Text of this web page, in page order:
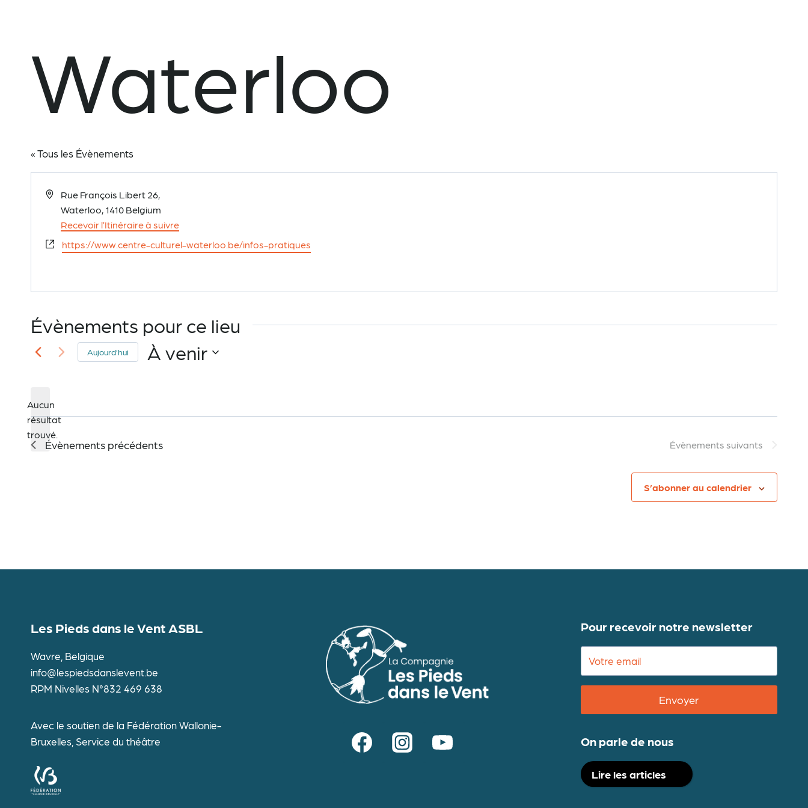
Waterloo
« Tous les Évènements
Adresse
Rue François Libert 26,
Waterloo, 1410 Belgium
Recevoir l’Itinéraire à suivre
Site https://www.centre-culturel-waterloo.be/infos-pratiques
Évènements pour ce lieu
Notice
Aucun
résultat
trouvé.
Aujourd’hui À venir
Évènements précédents Évènements suivants
S’abonner au calendrier
Les Pieds dans le Vent ASBL
Wavre, Belgique
info@lespiedsdanslevent.be
RPM Nivelles N°832 469 638
Avec le soutien de la Fédération Wallonie-
Bruxelles, Service du théâtre
Pour recevoir notre newsletter
Envoyer
On parle de nous
Lire les articles